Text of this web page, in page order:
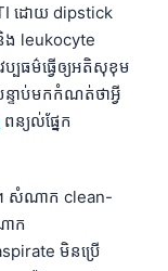
ដោយ dipstick
ង leukocyte
បធម៌ធ្វើឲ្យអតិសុខុម
ាប់មកកំណត់ថាអ្វី
ពន្យល់ផ្នែក
។ សំណាក clean-
ក
មិនប្រើ